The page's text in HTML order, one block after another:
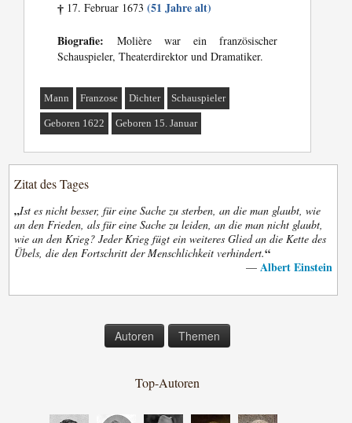
† 17. Februar 1673(51 Jahre alt)
Biografie: Molière war ein französischer
Schauspieler, Theaterdirektor und Dramatiker.
Mann Franzose Dichter Schauspieler
Geboren 1622 Geboren 15. Januar
Zitat des Tages
„Ist es nicht besser, für eine Sache zu sterben, an die man glaubt, wie
an den Frieden, als für eine Sache zu leiden, an die man nicht glaubt,
wie an den Krieg? Jeder Krieg fügt ein weiteres Glied an die Kette des
Übels, die den Fortschritt der Menschlichkeit verhindert.“
— Albert Einstein
Autoren Themen
Top-Autoren